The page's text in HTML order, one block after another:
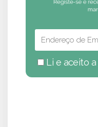
Li e aceito a